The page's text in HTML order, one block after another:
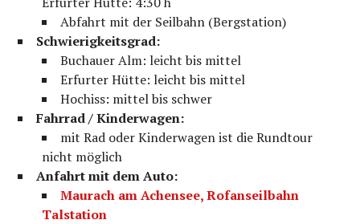
Abfahrt mit der Seilbahn (Bergstation)
Schwierigkeitsgrad:
Buchauer Alm: leicht bis mittel
Erfurter Hütte: leicht bis mittel
Hochiss: mittel bis schwer
Fahrrad / Kinderwagen:
mit Rad oder Kinderwagen ist die Rundtour
nicht möglich
Anfahrt mit dem Auto:
Maurach am Achensee, Rofanseilbahn
Talstation